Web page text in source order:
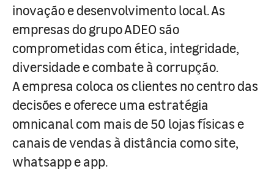
inovação e desenvolvimento local. As
empresas do grupo ADEO são
comprometidas com ética, integridade,
diversidade e combate à corrupção.
A empresa coloca os clientes no centro das
decisões e oferece uma estratégia
omnicanal com mais de 50 lojas físicas e
canais de vendas à distância como site,
whatsapp e app.